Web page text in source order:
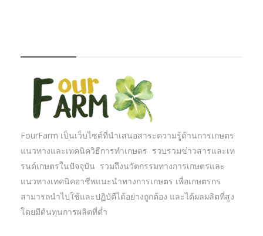
FourFarm เป็นเว็บไซต์ที่นำเสนอสาระความรู้ด้านการเกษตร
แนวทางและเทคนิควิธีการทำเกษตร รวบรวมข่าวสารและเท
รนด์เกษตรในปัจจุบัน รวมถึงนวัตกรรมทางการเกษตรและ
แนวทางเทคนิคอาชีพแนะนำทางการเกษตร เพื่อเกษตรกร
สามารถนำไปใช้และปฏิบัตืได้อย่างถูกต้อง และได้ผลผลิตที่สูง
โดยมีต้นทุนการผลิตที่ต่ำ